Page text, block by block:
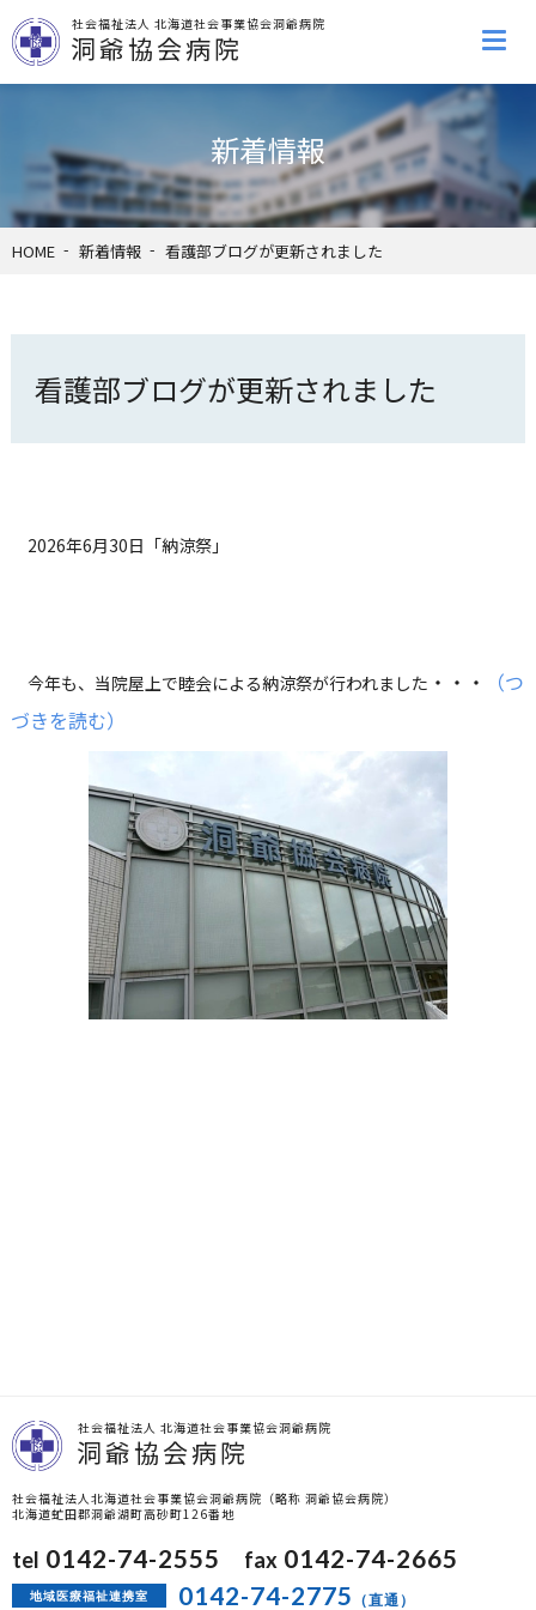
社会福祉法人 北海道社会事業協会洞爺病院
洞爺協会病院
新着情報
HOME 新着情報 看護部ブログが更新されました
看護部ブログが更新されました
2026年6月30日「納涼祭」
今年も、当院屋上で睦会による納涼祭が行われました ・ ・・
（つ
づきを読む）
社会福祉法人 北海道社会事業協会洞爺病院
洞爺協会病院
社会福祉法人北海道社会事業協会洞爺病院（略称 洞爺協会病院）
北海道虻田郡洞爺湖町高砂町126番地
tel 0142-74-2555 fax 0142-74-2665
地域医療福祉連携室 0142-74-2775 （直通）